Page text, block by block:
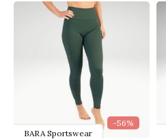
-56%
BARA Sportswear